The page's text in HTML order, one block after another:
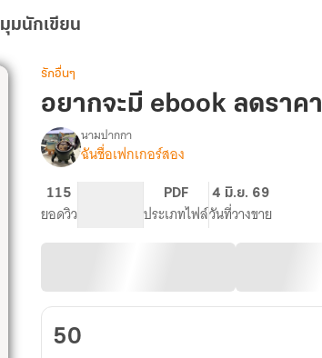
มุมนักเขียน
รักอื่นๆ
อยากจะมี ebook ลดราคา
เรื่อง
เรื่อง
นี้
เพื่อ
การ
ขาย
นามปากกา
ฉันชื่อเฟกเกอร์สอง
115
ยอดวิว
PDF
ประเภทไฟล์
4 มิ.ย. 69
วันที่วางขาย
50